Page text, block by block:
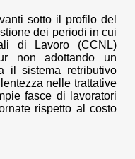
sotto il profilo del
dei periodi in cui
di Lavoro (CCNL)
non adottando un
il sistema retributivo
nelle trattative
fasce di lavoratori
rispetto al costo